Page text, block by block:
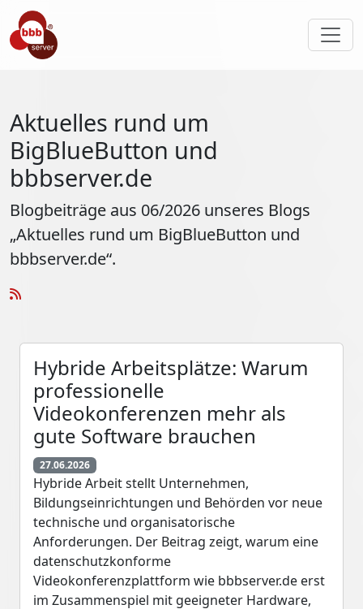
Aktuelles rund um
BigBlueButton und
bbbserver.de
Blogbeiträge aus 06/2026 unseres Blogs
„Aktuelles rund um BigBlueButton und
bbbserver.de“.
Hybride Arbeitsplätze: Warum
professionelle
Videokonferenzen mehr als
gute Software brauchen
27.06.2026
Hybride Arbeit stellt Unternehmen,
Bildungseinrichtungen und Behörden vor neue
technische und organisatorische
Anforderungen. Der Beitrag zeigt, warum eine
datenschutzkonforme
Videokonferenzplattform wie bbbserver.de erst
im Zusammenspiel mit geeigneter Hardware,